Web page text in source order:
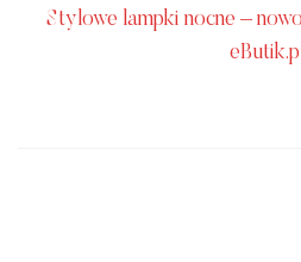
Stylowe lampki nocne –